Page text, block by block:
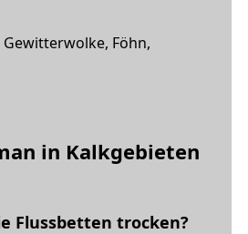
Gewitterwolke, Föhn,
in Kalkgebieten
Flussbetten trocken?